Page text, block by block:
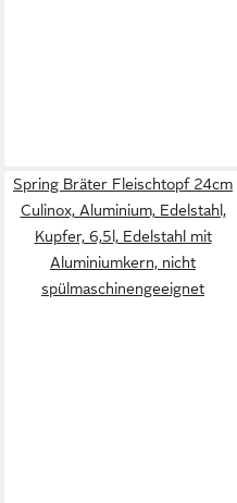
Spring Bräter Fleischtopf 24cm
Culinox, Aluminium, Edelstahl,
Kupfer, 6,5l, Edelstahl mit
Aluminiumkern, nicht
spülmaschinengeeignet